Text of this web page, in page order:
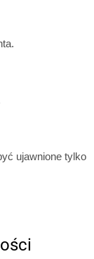
ujawnione tylko